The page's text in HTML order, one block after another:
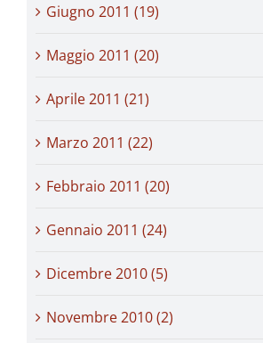
Giugno 2011 (19)
Maggio 2011 (20)
Aprile 2011 (21)
Marzo 2011 (22)
Febbraio 2011 (20)
Gennaio 2011 (24)
Dicembre 2010 (5)
Novembre 2010 (2)